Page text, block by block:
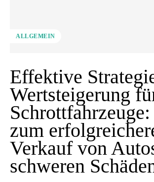
ALLGEMEIN
Effektive
Wertsteigerung
zum
Verkauf von
schweren